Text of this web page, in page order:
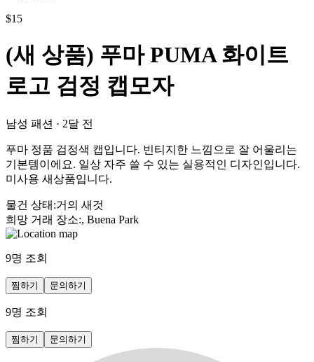
$15
(새 상품) 푸마 PUMA 화이트
로고 검정 캡모자
남성 패션 · 2달 전
푸마 정품 검정색 캡입니다. 빈티지한 느낌으로 잘 어울리는
기본템이에요. 일상 자주 쓸 수 있는 실용적인 디자인입니다.
미사용 새상품입니다.
물건 상태 :거의 새것
희망 거래 장소:, Buena Park
9명 조회
찜하기 문의하기
9명 조회
찜하기 문의하기